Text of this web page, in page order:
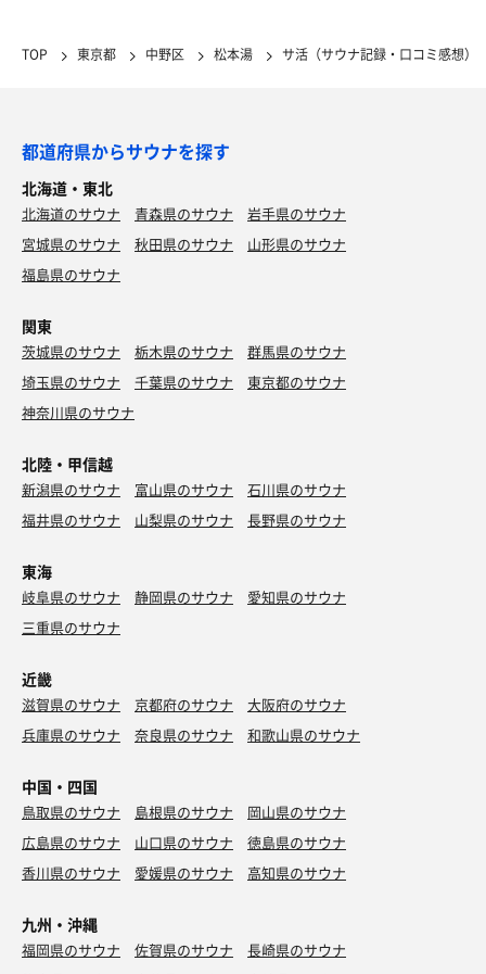
TOP 東京都 中野区 松本湯 サ活（サウナ記録・口コミ感想）
都道府県からサウナを探す
北海道・東北
北海道のサウナ 青森県のサウナ
岩手県のサウナ
宮城県のサウナ
秋田県のサウナ
山形県のサウナ
福島県のサウナ
関東
茨城県のサウナ 栃木県のサウナ
群馬県のサウナ
埼玉県のサウナ
千葉県のサウナ
東京都のサウナ
神奈川県のサウナ
北陸・甲信越
新潟県のサウナ 富山県のサウナ
石川県のサウナ
福井県のサウナ
山梨県のサウナ 長野県のサウナ
東海
岐阜県のサウナ 静岡県のサウナ
愛知県のサウナ
三重県のサウナ
近畿
滋賀県のサウナ 京都府のサウナ
大阪府のサウナ
兵庫県のサウナ
奈良県のサウナ 和歌山県のサウナ
中国・四国
鳥取県のサウナ 島根県のサウナ
岡山県のサウナ
広島県のサウナ
山口県のサウナ
徳島県のサウナ
香川県のサウナ
愛媛県のサウナ 高知県のサウナ
九州・沖縄
福岡県のサウナ 佐賀県のサウナ
長崎県のサウナ